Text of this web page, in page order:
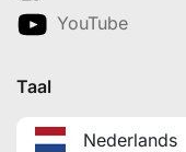
YouTube
Taal
Nederlands